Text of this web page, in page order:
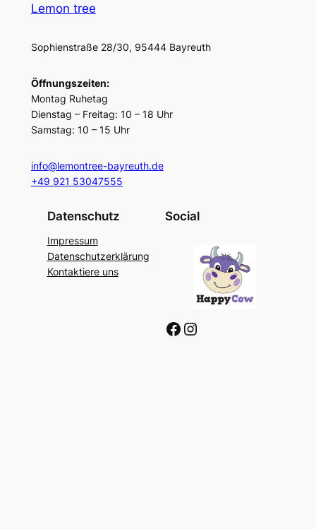
Lemon tree
Sophienstraße 28/30, 95444 Bayreuth
Öffnungszeiten:
Montag Ruhetag
Dienstag – Freitag: 10 – 18 Uhr
Samstag: 10 – 15 Uhr
info@lemontree-bayreuth.de
+49 921 53047555
Datenschutz
Impressum
Datenschutzerklärung
Kontaktiere uns
Social
Facebook Instagram